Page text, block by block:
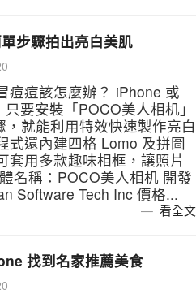
步驟拍出亮白美肌
痘痘該怎麼辦？ iPhone 或
要安裝「POCO美人相机」
就能利用特效快速製作亮白
式還內建四格 Lomo 及拼圖
套用多款趣味相框，讓照片
名稱：POCO美人相机 開發
Software Tech Inc 價格...
看全文
找到名家推薦美食